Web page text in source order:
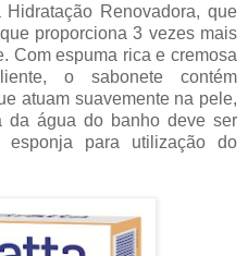
Renovadora, que
proporciona 3 vezes mais
Com espuma rica e cremosa
o sabonete contém
atuam suavemente na pele,
da água do banho deve ser
para utilização do